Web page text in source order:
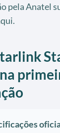
pela Anatel